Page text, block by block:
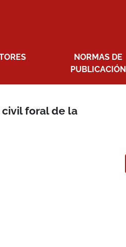
NORMAS DE
PUBLICACIÓN
foral de la